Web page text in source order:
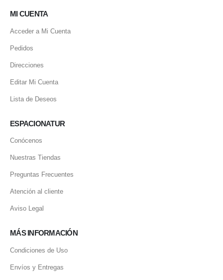
MI CUENTA
Acceder a Mi Cuenta
Pedidos
Direcciones
Editar Mi Cuenta
Lista de Deseos
ESPACIONATUR
Conócenos
Nuestras Tiendas
Preguntas Frecuentes
Atención al cliente
Aviso Legal
MÁS INFORMACIÓN
Condiciones de Uso
Envíos y Entregas